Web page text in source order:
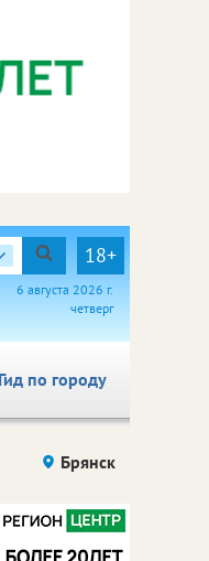
18+
6 августа 2026 г.
четверг
Гид по городу
Здоровье
Брянск